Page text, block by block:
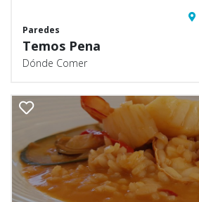
Paredes
Temos Pena
Dónde Comer